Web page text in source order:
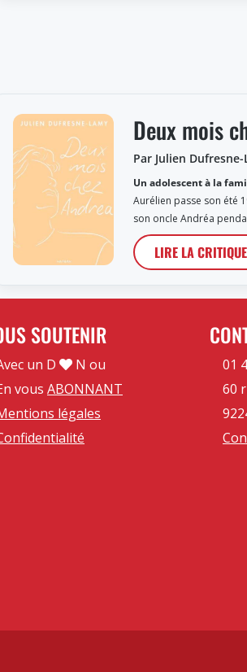
Deux mois
Par Julien
Un adolescent à la
Aurélien passe son été
son oncle Andréa
LIRE LA CRITIQUE
SOUTENIR
un D
N ou
vous ABONNANT
légales
01
60